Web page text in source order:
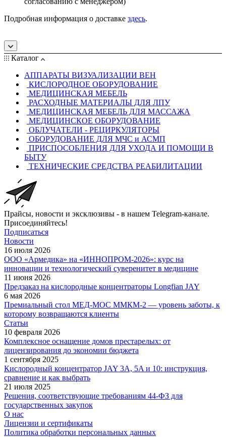
Подробная информация о доставке здесь.
Каталог
АППАРАТЫ ВИЗУАЛИЗАЦИИ ВЕН
КИСЛОРОДНОЕ ОБОРУДОВАНИЕ
МЕДИЦИНСКАЯ МЕБЕЛЬ
РАСХОДНЫЕ МАТЕРИАЛЫ ДЛЯ ЛПУ
МЕДИЦИНСКАЯ МЕБЕЛЬ ДЛЯ МАССАЖА
МЕДИЦИНСКОЕ ОБОРУДОВАНИЕ
ОБЛУЧАТЕЛИ - РЕЦИРКУЛЯТОРЫ
ОБОРУДОВАНИЕ ДЛЯ МЧС и АСМП
ПРИСПОСОБЛЕНИЯ ДЛЯ УХОДА И ПОМОЩИ В
БЫТУ
ТЕХНИЧЕСКИЕ СРЕДСТВА РЕАБИЛИТАЦИИ
Прайсы, новости и эксклюзивы - в нашем Telegram-канале.
Присоединяйтесь!
Подписаться
Новости
16 июля 2026
ООО «Армедика» на «ИННОПРОМ-2026»: курс на
инновации и технологический суверенитет в медицине
11 июня 2026
Предзаказ на кислородные концентраторы Longfian JAY
6 мая 2026
Премиальный стол МЕД-МОС ММКМ-2 — уровень заботы, к
которому возвращаются клиенты
Статьи
10 февраля 2026
Комплексное оснащение домов престарелых: от
лицензирования до экономии бюджета
1 сентября 2025
Кислородный концентратор JAY 3A, 5A и 10: инструкция,
сравнение и как выбрать
21 июля 2025
Решения, соответствующие требованиям 44-ФЗ для
государственных закупок
О нас
Лицензии и сертификаты
Политика обработки персональных данных